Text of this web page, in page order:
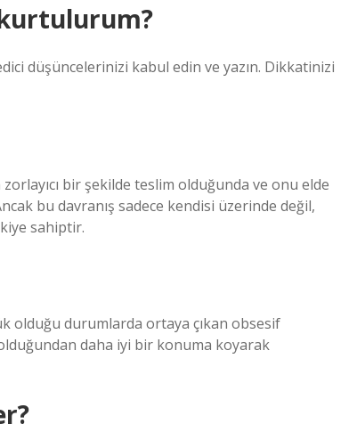
düşüncelerinizi kabul edin ve yazın. Dikkatinizi
bir şekilde teslim olduğunda ve onu elde
bu davranış sadece kendisi üzerinde değil,
sahiptir.
olduğu durumlarda ortaya çıkan obsesif
daha iyi bir konuma koyarak